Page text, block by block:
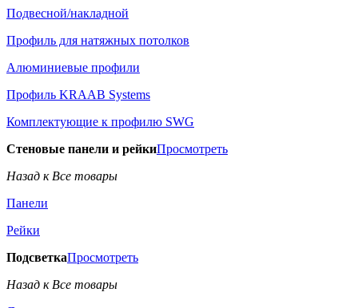
Подвесной/накладной
Профиль для натяжных потолков
Алюминиевые профили
Профиль KRAAB Systems
Комплектующие к профилю SWG
Стеновые панели и рейкиПросмотреть
Назад к Все товары
Панели
Рейки
ПодсветкаПросмотреть
Назад к Все товары